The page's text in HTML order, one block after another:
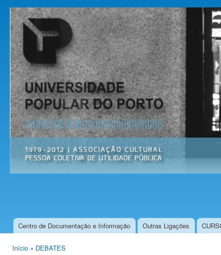
Universidade
Popular do
Porto
Associação
Cultural
Menu principal
Centro de Documentação e Informação Outras Ligações
Início » DEBATES